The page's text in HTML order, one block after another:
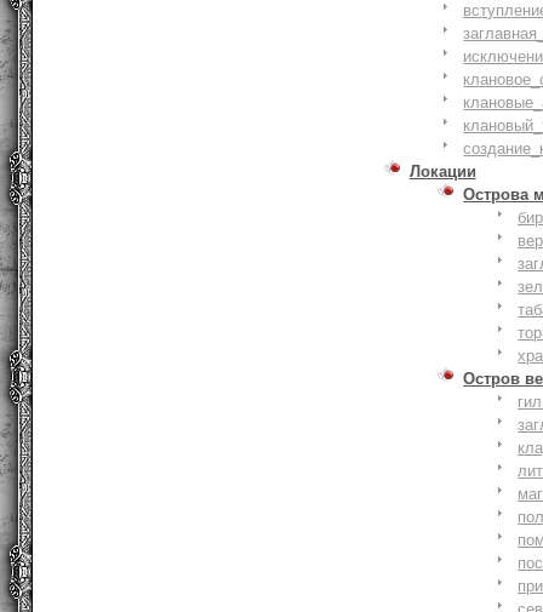
Локации
Острова
Остров